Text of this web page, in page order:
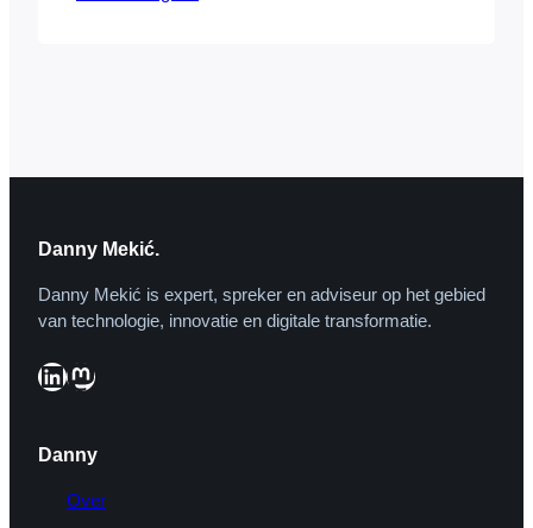
Danny Mekić.
Danny Mekić is expert, spreker en adviseur op het gebied
van technologie, innovatie en digitale transformatie.
LinkedIn Mastodon
Danny
Over